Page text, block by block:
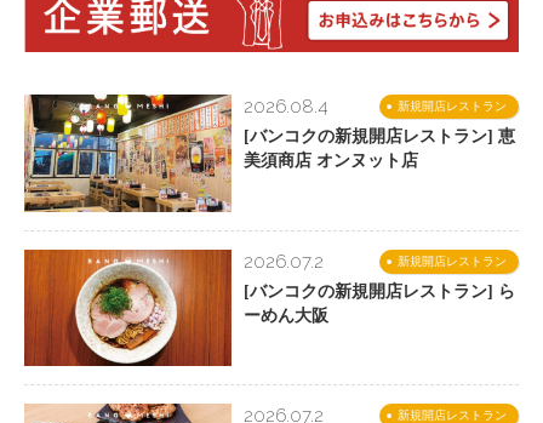
新規開店レストラン
2026.08.4
[バンコクの新規開店レストラン] 恵
美須商店 オンヌット店
新規開店レストラン
2026.07.2
[バンコクの新規開店レストラン] ら
ーめん大阪
新規開店レストラン
2026.07.2